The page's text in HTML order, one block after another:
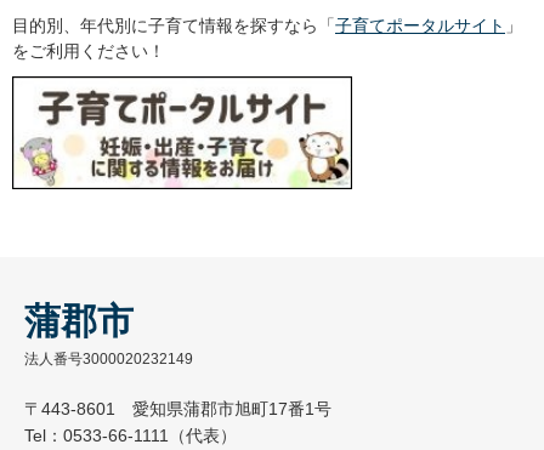
目的別、年代別に子育て情報を探すなら「子育てポータルサイト 」
をご利用ください！
蒲郡市
法人番号3000020232149
〒443-8601 愛知県蒲郡市旭町17番1号
Tel：0533-66-1111（代表）